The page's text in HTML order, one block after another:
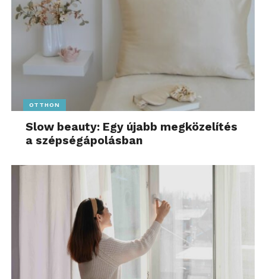
OTTHON
Slow beauty: Egy újabb megközelítés
a szépségápolásban